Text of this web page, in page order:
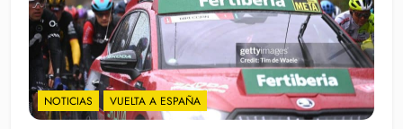
NOTICIAS VUELTA A ESPAÑA